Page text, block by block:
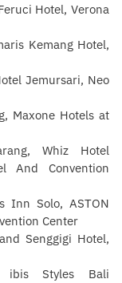
Hotel, Verona
Kemang Hotel,
Jemursari, Neo
Maxone Hotels at
Whiz Hotel
And Convention
Inn Solo, ASTON
Center
Senggigi Hotel,
Styles Bali